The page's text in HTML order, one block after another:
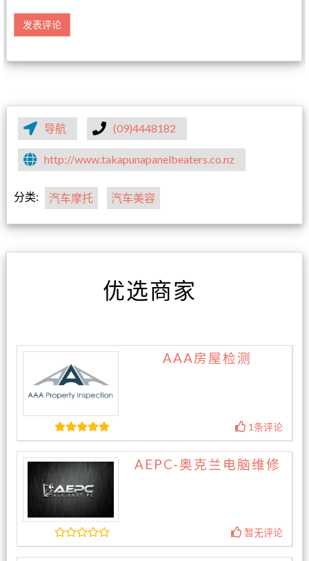
导航 (09)4448182
http://www.takapunapanelbeaters.co.nz
分类: 汽车摩托 汽车美容
优选商家
AAA房屋检测
1条评论
AEPC-奥克兰电脑维修
暂无评论